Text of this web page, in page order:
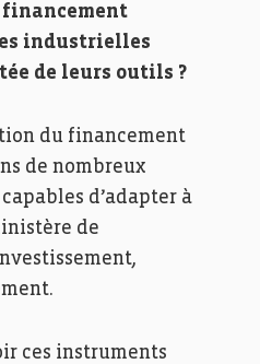
financement
industrielles
de leurs outils ?
du financement
de nombreux
d’adapter à
de
ces instruments